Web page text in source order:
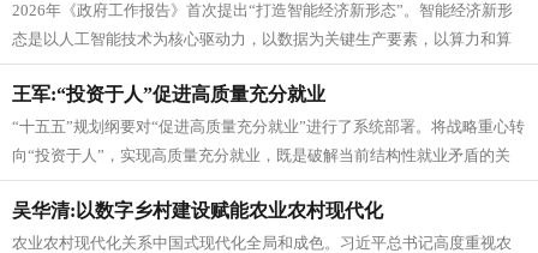
2026年《政府工作报告》首次提出“打造智能经济新形态”。智能经济新形
态是以人工智能技术为核心驱动力，以数据为关键生产要素，以算力和算
法为基础支撑，通过人、机、...
王军:“投资于人”促进高质量充分就业
“十五五”规划纲要对“促进高质量充分就业”进行了系统部署。将战略重心转
向“投资于人”，实现高质量充分就业，既是破解当前结构性就业矛盾的关
键，更是中国特色社会主义...
吴华清:以数字乡村建设赋能农业农村现代化
农业农村现代化关系中国式现代化全局和成色。习近平总书记高度重视农